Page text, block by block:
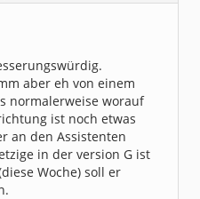
aber eh von einem
normalerweise worauf
ist noch etwas
an den Assistenten
in der version G ist
Woche) soll er